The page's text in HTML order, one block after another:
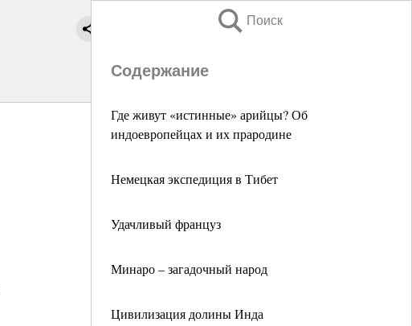
Поиск
Содержание
Где живут «истинные» арийцы? Об
индоевропейцах и их прародине
Немецкая экспедиция в Тибет
Удачливый француз
Минаро – загадочный народ
Цивилизация долины Инда